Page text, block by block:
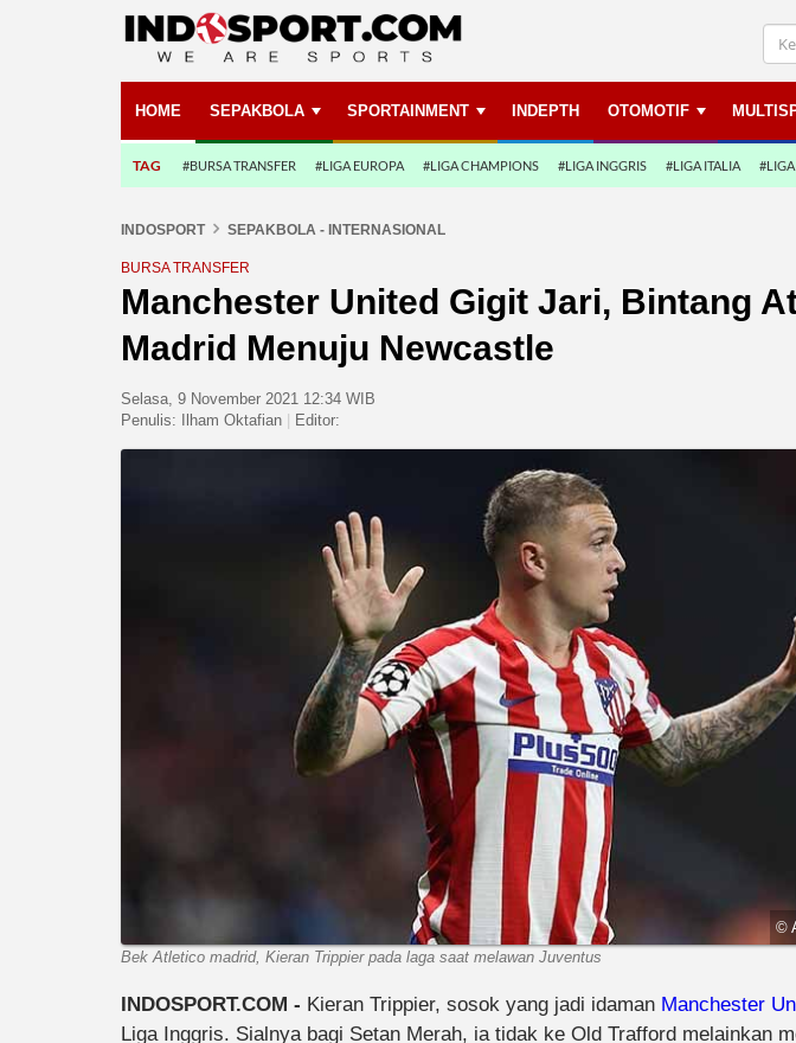
HOME SEPAKBOLA SPORTAINMENT INDEPTH OTOMOTIF
TAG #BURSA TRANSFER #LIGA EUROPA #LIGA CHAMPIONS #LIGA INGGRIS #LIGA ITALIA #LIGA
INDOSPORT SEPAKBOLA - INTERNASIONAL
BURSA TRANSFER
Manchester United Gigit Jari, Bintang
Madrid Menuju Newcastle
Selasa, 9 November 2021 12:34 WIB
Penulis:
Ilham Oktafian Editor:
©
Bek Atletico madrid, Kieran Trippier pada laga saat melawan Juventus
INDOSPORT.COM - Kieran Trippier, sosok yang jadi idaman Manchester
Liga Inggris. Sialnya bagi Setan Merah, ia tidak ke Old Trafford melainkan